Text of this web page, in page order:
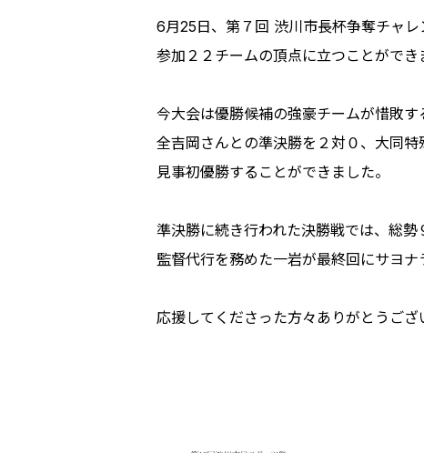
6月25日、第７回 渋川市長杯争奪チャ
参加２２チームの頂点に立つことができ
今大会は優勝候補の強豪チームが惜敗す
全吉岡さんとの準決勝を２対０、大同
見事初優勝することができました。
準決勝に続き行われた決勝戦では、総勢
監督代行を務めた一岩が最終回にサヨナ
応援してくださった方々ありがとうござ